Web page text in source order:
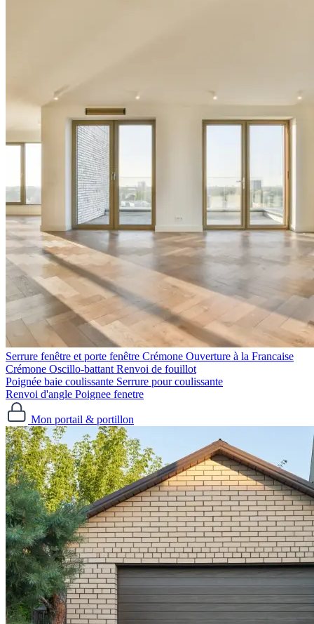
Serrure fenêtre et porte fenêtre
Crémone Ouverture à la Francaise
Crémone Oscillo-battant Renvoi de fouillot
Poignée baie coulissante Serrure pour coulissante
Renvoi d'angle Poignee fenetre
Mon portail & portillon